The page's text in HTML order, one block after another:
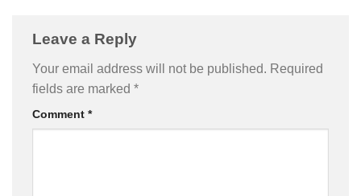
Leave a Reply
Your email address will not be published. Required
fields are marked *
Comment *